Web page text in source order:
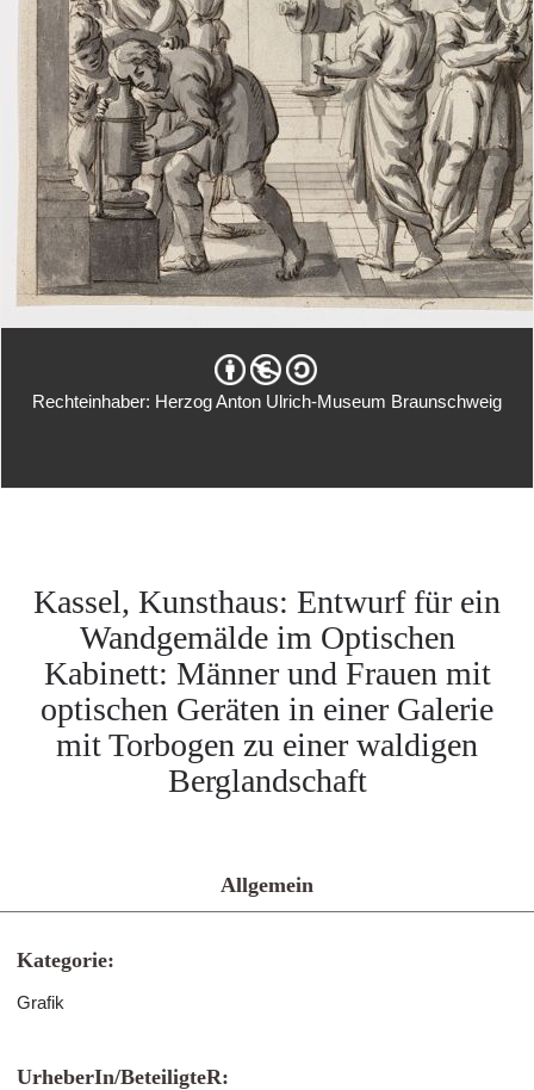
Rechteinhaber: Herzog Anton Ulrich-Museum Braunschweig
Kassel, Kunsthaus: Entwurf für ein
Wandgemälde im Optischen
Kabinett: Männer und Frauen mit
optischen Geräten in einer Galerie
mit Torbogen zu einer waldigen
Berglandschaft
Allgemein
Kategorie:
Grafik
UrheberIn/BeteiligteR: